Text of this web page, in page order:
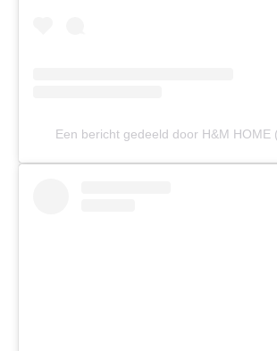
Een bericht gedeeld door H&M HOME